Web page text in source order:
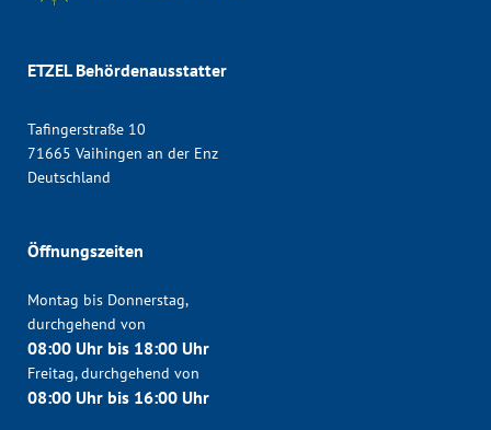
ETZEL Behördenausstatter
Tafingerstraße 10
71665 Vaihingen an der Enz
Deutschland
Öffnungszeiten
Montag bis Donnerstag,
durchgehend von
08:00 Uhr bis 18:00 Uhr
Freitag, durchgehend von
08:00 Uhr bis 16:00 Uhr